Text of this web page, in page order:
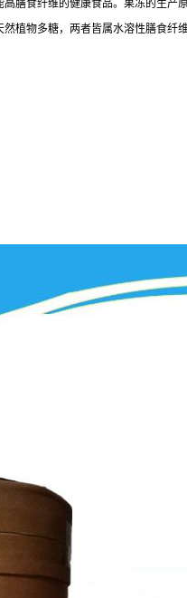
膳食纤维的健康食品。果冻的生
植物多糖，两者皆属水溶性膳食纤